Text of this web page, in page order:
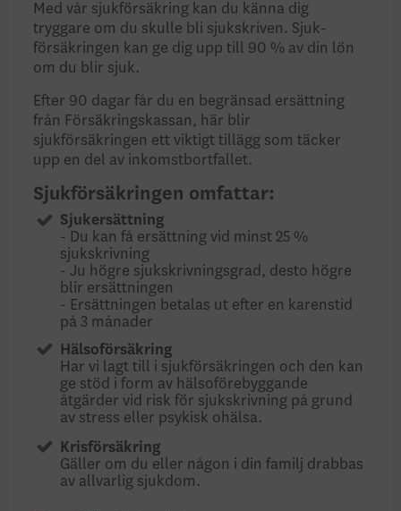
Med vår sjukförsäkring kan du känna dig
tryggare om du skulle bli sjuk­skriven. Sjuk­
försäkringen kan ge dig upp till 90 % av din lön
om du blir sjuk.
Efter 90 dagar får du en begränsad ersättning
från Försäkringskassan, här blir
sjukförsäkringen ett viktigt tillägg som täcker
upp en del av inkomstbortfallet.
Sjukförsäkringen omfattar:
Sjukersättning
- Du kan få ersättning vid minst 25 %
sjukskrivning
- Ju högre sjukskrivningsgrad, desto högre
blir ersättningen
- Ersättningen betalas ut efter en karenstid
på 3 månader
Hälsoförsäkring
Har vi lagt till i sjukförsäkringen och den kan
ge stöd i form av hälsoförebyggande
åtgärder vid risk för sjukskrivning på grund
av stress eller psykisk ohälsa.
Krisförsäkring
Gäller om du eller någon i din familj drabbas
av allvarlig sjukdom.